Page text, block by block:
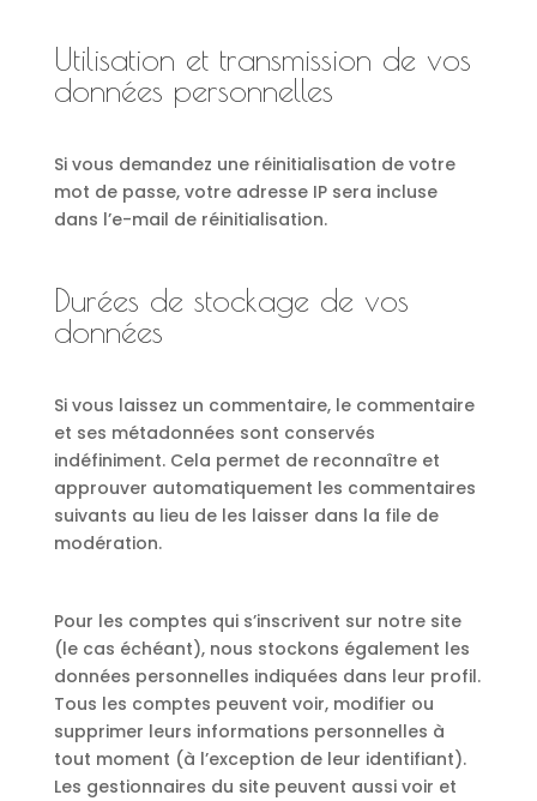
Utilisation et transmission de vos
données personnelles
Si vous demandez une réinitialisation de votre
mot de passe, votre adresse IP sera incluse
dans l’e-mail de réinitialisation.
Durées de stockage de vos
données
Si vous laissez un commentaire, le commentaire
et ses métadonnées sont conservés
indéfiniment. Cela permet de reconnaître et
approuver automatiquement les commentaires
suivants au lieu de les laisser dans la file de
modération.
Pour les comptes qui s’inscrivent sur notre site
(le cas échéant), nous stockons également les
données personnelles indiquées dans leur profil.
Tous les comptes peuvent voir, modifier ou
supprimer leurs informations personnelles à
tout moment (à l’exception de leur identifiant).
Les gestionnaires du site peuvent aussi voir et